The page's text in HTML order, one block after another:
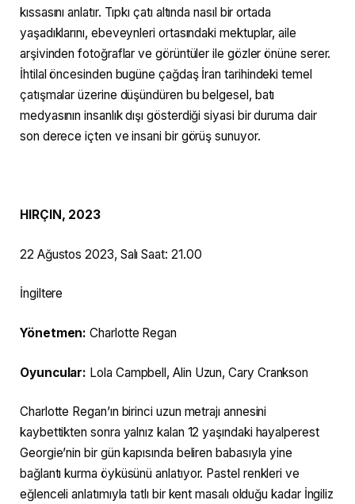
kıssasını anlatır. Tıpkı çatı altında nasıl bir ortada
yaşadıklarını, ebeveynleri ortasındaki mektuplar, aile
arşivinden fotoğraflar ve görüntüler ile gözler önüne serer.
İhtilal öncesinden bugüne çağdaş İran tarihindeki temel
çatışmalar üzerine düşündüren bu belgesel, batı
medyasının insanlık dışı gösterdiği siyasi bir duruma dair
son derece içten ve insani bir görüş sunuyor.
HIRÇIN, 2023
22 Ağustos 2023, Salı Saat: 21.00
İngiltere
Yönetmen: Charlotte Regan
Oyuncular: Lola Campbell, Alin Uzun, Cary Crankson
Charlotte Regan’ın birinci uzun metrajı annesini
kaybettikten sonra yalnız kalan 12 yaşındaki hayalperest
Georgie’nin bir gün kapısında beliren babasıyla yine
bağlantı kurma öyküsünü anlatıyor. Pastel renkleri ve
eğlenceli anlatımıyla tatlı bir kent masalı olduğu kadar İngiliz